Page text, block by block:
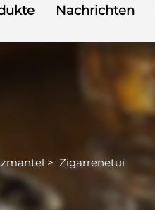
Nachrichten
> Zigarrenetui